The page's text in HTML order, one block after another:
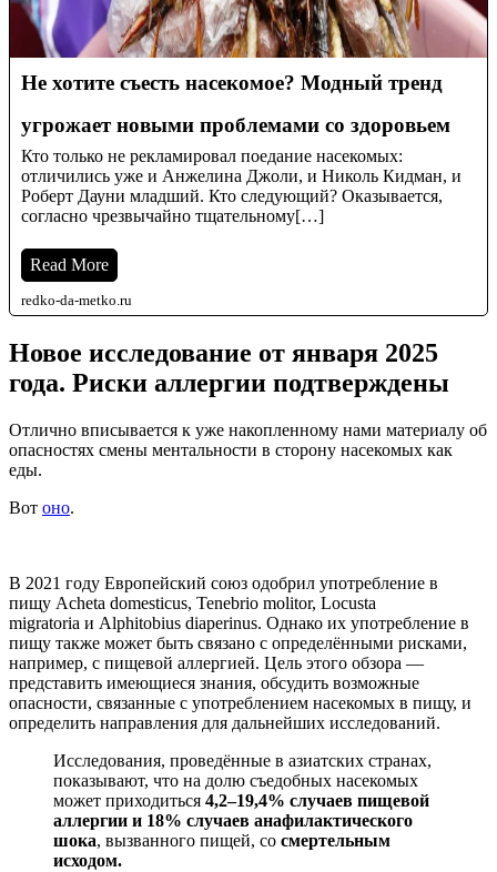
Не хотите съесть насекомое? Модный тренд
угрожает новыми проблемами со здоровьем
Кто только не рекламировал поедание насекомых:
отличились уже и Анжелина Джоли, и Николь Кидман, и
Роберт Дауни младший. Кто следующий? Оказывается,
согласно чрезвычайно тщательному[…]
Read More
redko-da-metko.ru
Новое исследование от января 2025
года. Риски аллергии подтверждены
Отлично вписывается к уже накопленному нами материалу об
опасностях смены ментальности в сторону насекомых как
еды.
Вот оно.
В 2021 году Европейский союз одобрил употребление в
пищу Acheta domesticus, Tenebrio molitor, Locusta
migratoria и Alphitobius diaperinus. Однако их употребление в
пищу также может быть связано с определёнными рисками,
например, с пищевой аллергией. Цель этого обзора —
представить имеющиеся знания, обсудить возможные
опасности, связанные с употреблением насекомых в пищу, и
определить направления для дальнейших исследований.
Исследования, проведённые в азиатских странах,
показывают, что на долю съедобных насекомых
может приходиться 4,2–19,4% случаев пищевой
аллергии и 18% случаев анафилактического
шока, вызванного пищей, со смертельным
исходом.